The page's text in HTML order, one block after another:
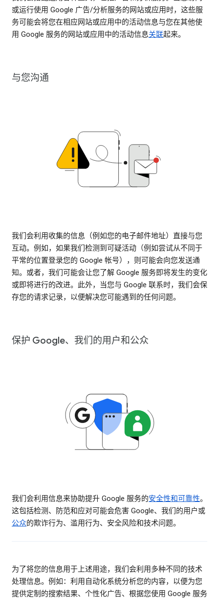
或运行使用 Google 广告/分析服务的网站或应用时，这些服
务可能会将您在相应网站或应用中的活动信息与您在其他使
用 Google 服务的网站或应用中的活动信息关联起来。
与您沟通
我们会利用收集的信息（例如您的电子邮件地址）直接与您
互动。例如，如果我们检测到可疑活动（例如尝试从不同于
平常的位置登录您的 Google 帐号），则可能会向您发送通
知。或者，我们可能会让您了解 Google 服务即将发生的变化
或即将进行的改进。此外，当您与 Google 联系时，我们会保
存您的请求记录，以便解决您可能遇到的任何问题。
保护 Google、我们的用户和公众
我们会利用信息来协助提升 Google 服务的安全性和可靠性。
这包括检测、防范和应对可能会危害 Google、我们的用户或
公众的欺诈行为、滥用行为、安全风险和技术问题。
为了将您的信息用于上述用途，我们会利用多种不同的技术
处理信息。例如：利用自动化系统分析您的内容，以便为您
提供定制的搜索结果、个性化广告、根据您使用 Google 服务